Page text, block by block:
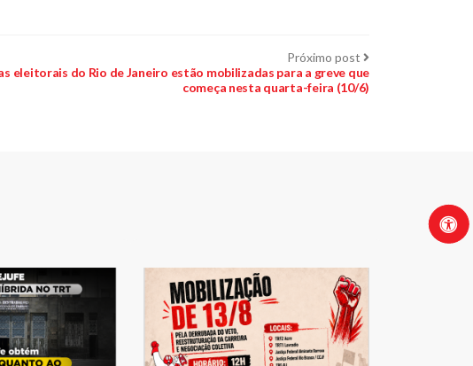
Próximo post Próximo
post:
eleitorais do Rio de Janeiro estão mobilizadas para a greve que
começa nesta quarta-feira (10/6)